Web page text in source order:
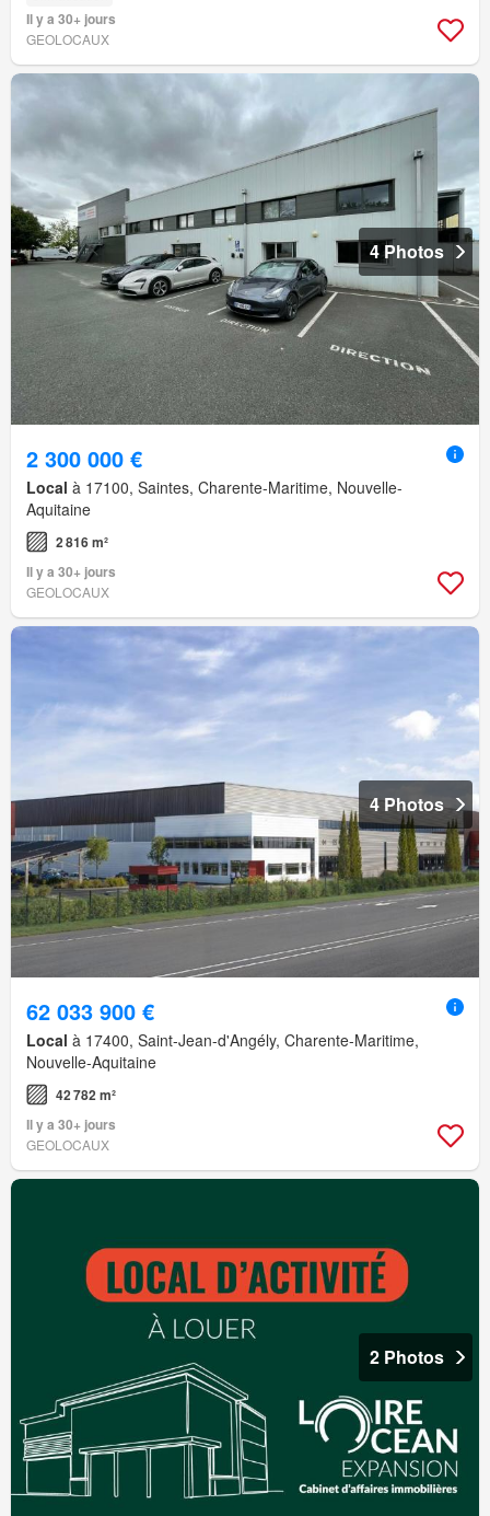
Il y a 30+ jours
GEOLOCAUX
4 Photos
2 300 000 €
Local à 17100, Saintes, Charente-Maritime, Nouvelle-
Aquitaine
2 816 m²
Il y a 30+ jours
GEOLOCAUX
4 Photos
62 033 900 €
Local à 17400, Saint-Jean-d'Angély, Charente-Maritime,
Nouvelle-Aquitaine
42 782 m²
Il y a 30+ jours
GEOLOCAUX
2 Photos